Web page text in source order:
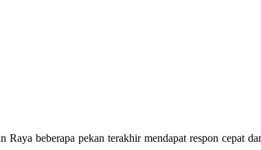
beberapa pekan terakhir mendapat respon cepat